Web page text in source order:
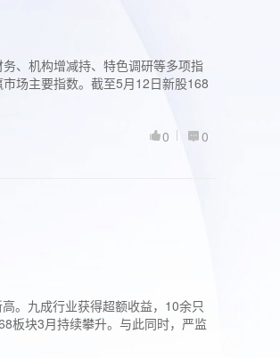
、机构增减持、特色调研等多项指
场主要指数。截至5月12日新股168
0
0
。九成行业获得超额收益，10余只
板块3月持续攀升。与此同时，严监